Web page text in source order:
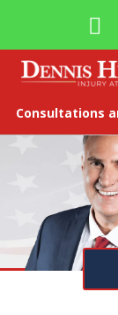
Consultations